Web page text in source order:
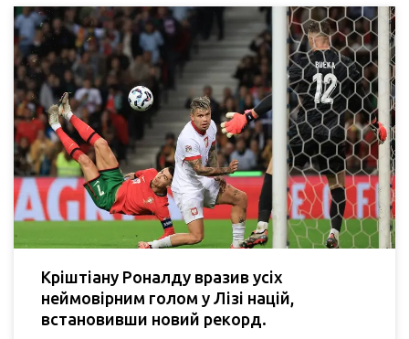
Кріштіану Роналду вразив усіх
неймовірним голом у Лізі націй,
встановивши новий рекорд.